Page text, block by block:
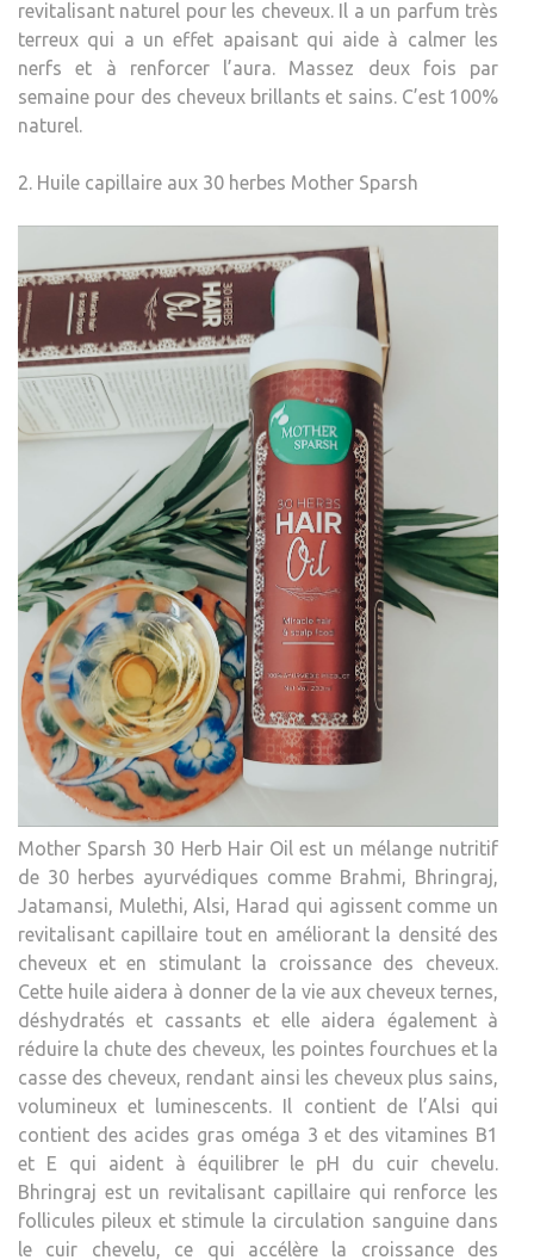
revitalisant naturel pour les cheveux. Il a un parfum très
terreux qui a un effet apaisant qui aide à calmer les
nerfs et à renforcer l’aura. Massez deux fois par
semaine pour des cheveux brillants et sains. C’est 100%
naturel.
2. Huile capillaire aux 30 herbes Mother Sparsh
Mother Sparsh 30 Herb Hair Oil est un mélange nutritif
de 30 herbes ayurvédiques comme Brahmi, Bhringraj,
Jatamansi, Mulethi, Alsi, Harad qui agissent comme un
revitalisant capillaire tout en améliorant la densité des
cheveux et en stimulant la croissance des cheveux.
Cette huile aidera à donner de la vie aux cheveux ternes,
déshydratés et cassants et elle aidera également à
réduire la chute des cheveux, les pointes fourchues et la
casse des cheveux, rendant ainsi les cheveux plus sains,
volumineux et luminescents. Il contient de l’Alsi qui
contient des acides gras oméga 3 et des vitamines B1
et E qui aident à équilibrer le pH du cuir chevelu.
Bhringraj est un revitalisant capillaire qui renforce les
follicules pileux et stimule la circulation sanguine dans
le cuir chevelu, ce qui accélère la croissance des